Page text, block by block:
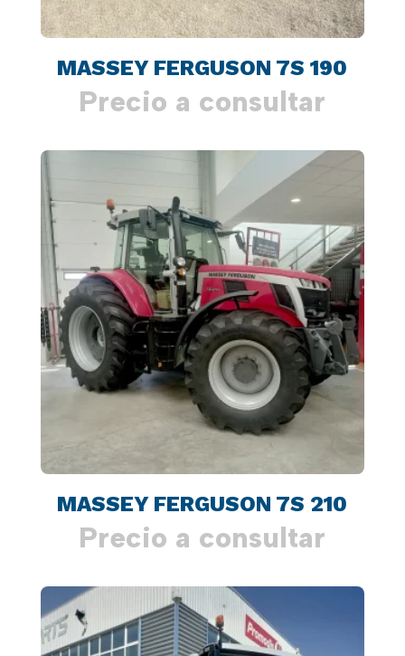
MASSEY FERGUSON 7S 190
Precio a consultar
MASSEY FERGUSON 7S 210
Precio a consultar